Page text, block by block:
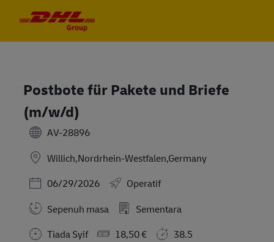
Postbote für Pakete und Briefe
(m/w/d)
AV-28896
Willich,Nordrhein-Westfalen,Germany
Posted Date
06/29/2026
Operatif
Sepenuh masa
Sementara
Tiada Syif
18,50 €
38.5